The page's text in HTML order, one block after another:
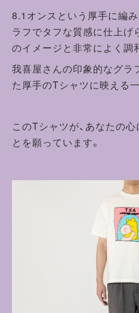
8.1オンスという厚手に編
ラフでタフな質感に仕上げ
のイメージと非常によく調
我喜屋さんの印象的なグラ
た厚手のTシャツに映える一
このTシャツが、あなたの
とを願っています。